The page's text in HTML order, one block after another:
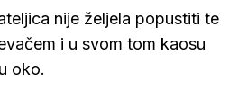
nije željela popustiti te
i u svom tom kaosu
oko.